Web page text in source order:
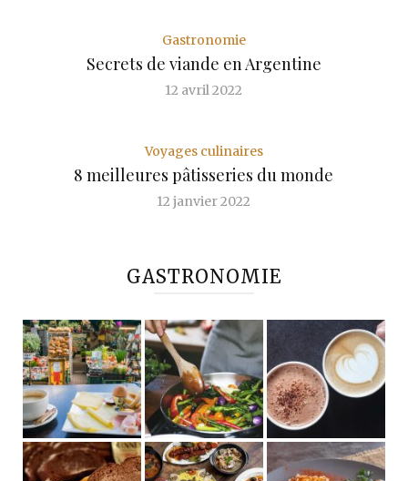
Gastronomie
Secrets de viande en Argentine
12 avril 2022
Voyages culinaires
8 meilleures pâtisseries du monde
12 janvier 2022
GASTRONOMIE